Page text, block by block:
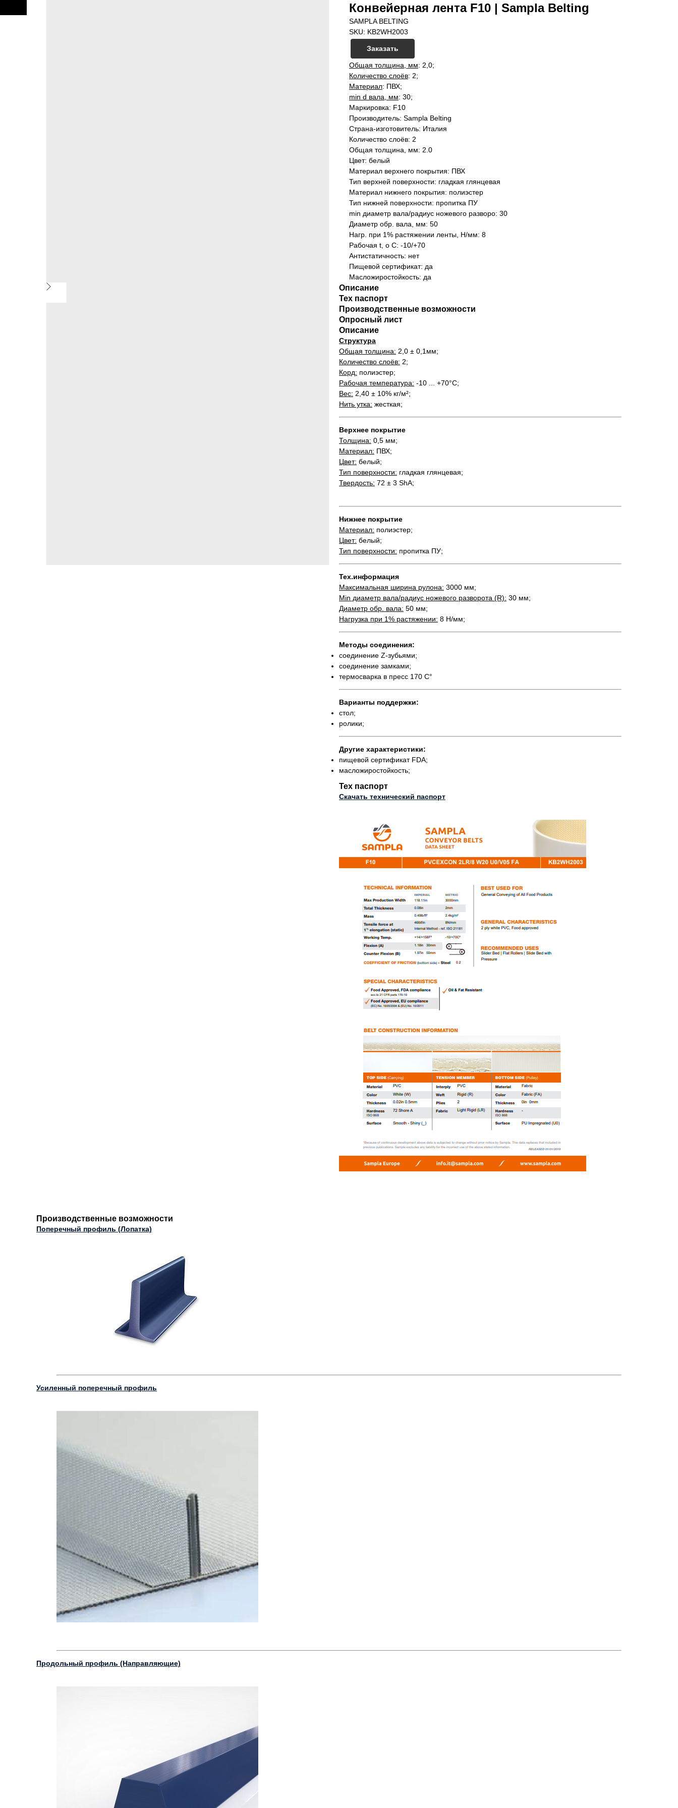
Конвейерная лента F10 | Sampla Belting
SAMPLA BELTING
SKU: KB2WH2003
Заказать
Общая толщина, мм: 2,0;
Количество слоёв: 2;
Материал: ПВХ;
min d вала, мм: 30;
Маркировка: F10
Производитель: Sampla Belting
Страна-изготовитель: Италия
Количество слоёв: 2
Общая толщина, мм: 2.0
Цвет: белый
Материал верхнего покрытия: ПВХ
Тип верхней поверхности: гладкая глянцевая
Материал нижнего покрытия: полиэстер
Тип нижней поверхности: пропитка ПУ
min диаметр вала/радиус ножевого разворо: 30
Диаметр обр. вала, мм: 50
Нагр. при 1% растяжении ленты, Н/мм: 8
Рабочая t, о С: -10/+70
Антистатичность: нет
Пищевой сертификат: да
Масложиростойкость: да
Описание
Тех паспорт
Производственные возможности
Опросный лист
Описание
Структура
Общая толщина: 2,0 ± 0,1мм;
Количество слоёв: 2;
Корд: полиэстер;
Рабочая температура: -10 ... +70°С;
Вес: 2,40 ± 10% кг/м²;
Нить утка: жесткая;
Верхнее покрытие
Толщина: 0,5 мм;
Материал: ПВХ;
Цвет: белый;
Тип поверхности: гладкая глянцевая;
Твердость: 72 ± 3 ShA;
Нижнее покрытие
Материал: полиэстер;
Цвет: белый;
Тип поверхности: пропитка ПУ;
Тех.информация
Максимальная ширина рулона: 3000 мм;
Min диаметр вала/радиус ножевого разворота (R): 30 мм;
Диаметр обр. вала: 50 мм;
Нагрузка при 1% растяжении: 8 Н/мм;
Методы соединения:
соединение Z-зубьями;
соединение замками;
термосварка в пресс 170 С°
Варианты поддержки:
стол;
ролики;
Другие характеристики:
пищевой сертификат FDA;
масложиростойкость;
Тех паспорт
Скачать технический паспорт
Производственные возможности
Поперечный профиль (Лопатка)
Усиленный поперечный профиль
Продольный профиль (Направляющие)